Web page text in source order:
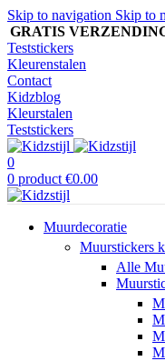
Skip to navigation Skip to
GRATIS
Teststickers
Kleurenstalen
Contact
Kidzblog
Kleurstalen
Teststickers
0
0 product €0.00
Muurdecoratie
Muurstickers
Alle